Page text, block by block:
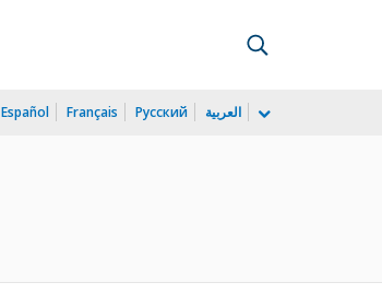
Español Français Русский العربية